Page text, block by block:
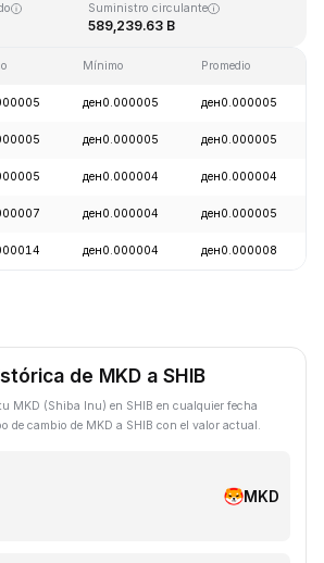
Suministro circulante
589,239.63 B
Mínimo Promedio
ден0.000005 ден0.000005
ден0.000005 ден0.000005
ден0.000004 ден0.000004
ден0.000004 ден0.000005
ден0.000004 ден0.000008
de MKD a SHIB
MKD (Shiba Inu) en SHIB en cualquier fecha
de cambio de MKD a SHIB con el valor actual.
MKD